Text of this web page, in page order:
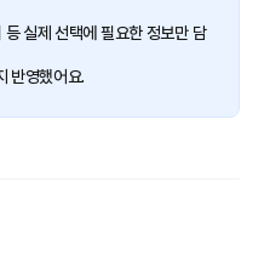
등 실제 선택에 필요한 정보만 담
반영했어요.